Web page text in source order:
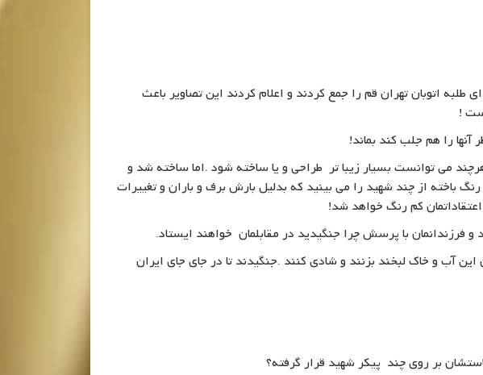
بود فکر میکنم دی یا بهمن 1367 که تمام تصاویر شهدای طلبه اتوبان تهران قم را جمع کردند و اعلام کردند این تصاویر باعث
!
را هم جلب کند بماند!
می توانست بسیار زیبا تر طراحی و یا ساخته شود .اما ساخته شد و
از چند شهید را می بینید که بدلیل بارش برف و باران و تغییرات
کم رنگ خواهد شد!
با پرسش چرا جنگیدید در مقابلمان خواهند ایستاد.
آب و خاک لبخند بزنند و شادی کنند .جنگیدند تا در جای جای ایران
بر روی چند پیکر شهید قرار گرفته؟